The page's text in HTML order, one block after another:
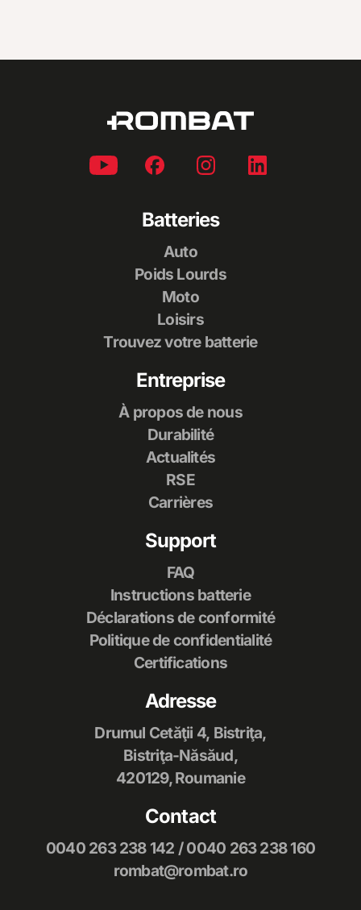
Batteries
Auto
Poids Lourds
Moto
Loisirs
Trouvez votre batterie
Entreprise
À propos de nous
Durabilité
Actualités
RSE
Carrières
Support
FAQ
Instructions batterie
Déclarations de conformité
Politique de confidentialité
Certifications
Adresse
Drumul Cetăţii 4, Bistriţa,
Bistriţa-Năsăud,
420129, Roumanie
Contact
0040 263 238 142 /0040 263 238 160
rombat@rombat.ro